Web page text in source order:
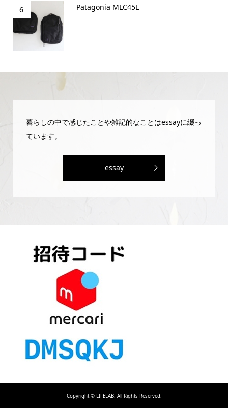
6 Patagonia MLC45L
暮らしの中で感じたことや雑記的なことはessayに綴っ
ています。
essay
Copyright ©LIFELAB. All Rights Reserved.